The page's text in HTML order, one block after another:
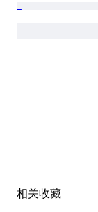
相关收藏